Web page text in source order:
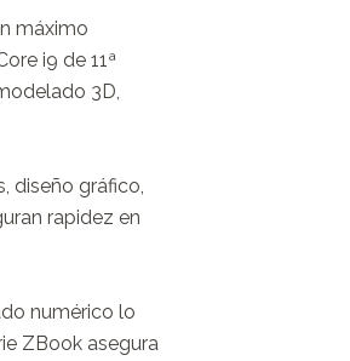
máximo
i9 de 11ª
3D,
diseño gráfico,
rapidez en
numérico lo
ZBook asegura